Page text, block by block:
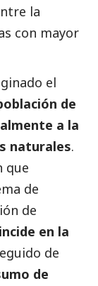
la
con mayor
el
de
a la
naturales.
que
de
de
en la
de
de